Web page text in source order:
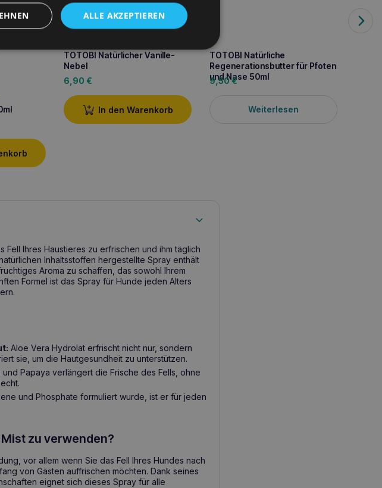
TOTOBI Natürlicher Vanille-
Nebel
6,90 €
In den Warenkorb
TOTOBI Natürliche
Regenerationsbutter für Pfoten
und Nase 50ml
9,50€
Weiterlesen
Ihres Haustieres zu erfrischen und ihm täglich
Inhaltsstoffen hergestellte Spray enthält
Aroma zu schaffen, das sowohl Ihrem
Formel ist das Spray für Hunde jeden Alters
Aloe Vera Hydrolat erfrischt nicht nur, sondern
sie, um die Hautgesundheit zu unterstützen.
Papaya verlängert die Frische des Fells, ohne
und Phosphate formuliert wurde, ist er für jeden
zu verwenden?
vor allem wenn Sie das Fell Ihres Hundes nach
von Gästen auffrischen möchten. Dank seines
eignet sich dieses Spray für alle
ALLE AKZEPTIEREN